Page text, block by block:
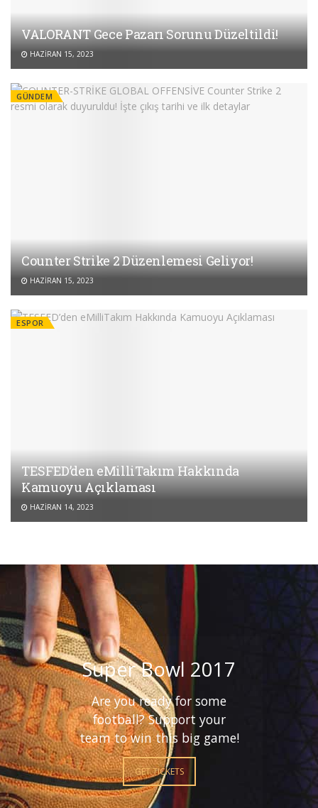
VALORANT Gece Pazarı Sorunu Düzeltildi!
HAZIRAN 15, 2023
GÜNDEM
Counter Strike 2 Düzenlemesi Geliyor!
HAZIRAN 15, 2023
ESPOR
TESFED’den eMilliTakım Hakkında
Kamuoyu Açıklaması
HAZIRAN 14, 2023
Super Bowl 2017
Are you ready for some
football? Support your
team to win this big game!
GET TICKETS